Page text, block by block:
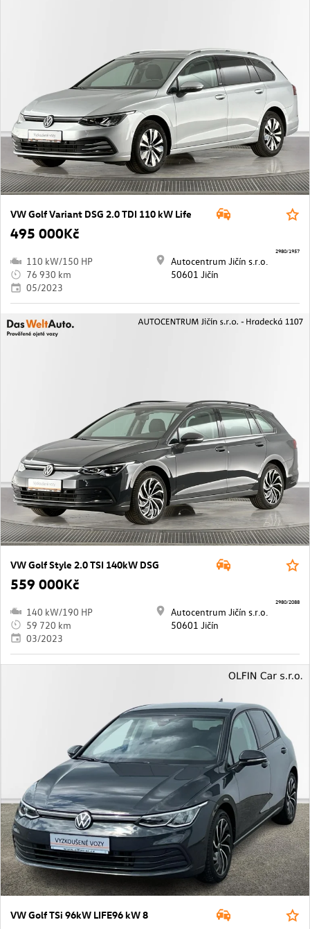
VW Golf Variant DSG 2.0 TDI 110 kW Life
495 000Kč
110 kW/150 HP
76 930 km
05/2023
Autocentrum Jičín s.r.o.
50601 Jičín
2980/1957
VW Golf Style 2.0 TSI 140kW DSG
559 000Kč
140 kW/190 HP
59 720 km
03/2023
Autocentrum Jičín s.r.o.
50601 Jičín
2980/2088
VW Golf TSi 96kW LIFE96 kW 8